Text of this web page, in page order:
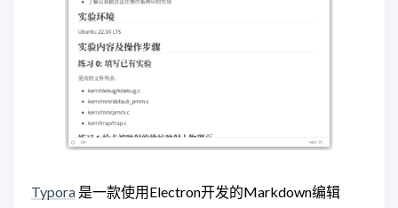
Typora 是一款使用Electron开发的Markdown编辑